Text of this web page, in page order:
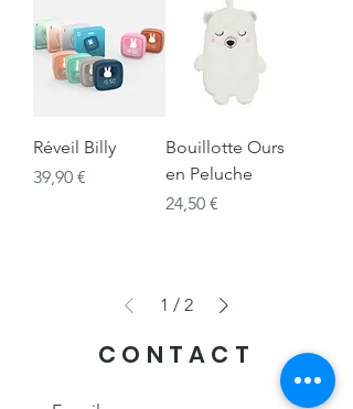
Réveil Billy
Prix
39,90 €
Bouillotte Ours
en Peluche
Prix
24,50 €
1 / 2
CONTACT